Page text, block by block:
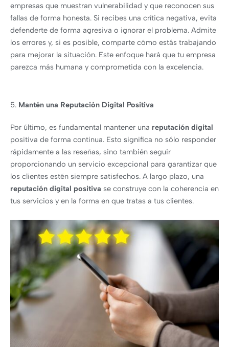
empresas que muestran vulnerabilidad y que reconocen sus
fallas de forma honesta. Si recibes una crítica negativa, evita
defenderte de forma agresiva o ignorar el problema. Admite
los errores y, si es posible, comparte cómo estás trabajando
para mejorar la situación. Este enfoque hará que tu empresa
parezca más humana y comprometida con la excelencia.
5. Mantén una Reputación Digital Positiva
Por último, es fundamental mantener una reputación digital
positiva de forma continua. Esto significa no sólo responder
rápidamente a las reseñas, sino también seguir
proporcionando un servicio excepcional para garantizar que
los clientes estén siempre satisfechos. A largo plazo, una
reputación digital positiva se construye con la coherencia en
tus servicios y en la forma en que tratas a tus clientes.